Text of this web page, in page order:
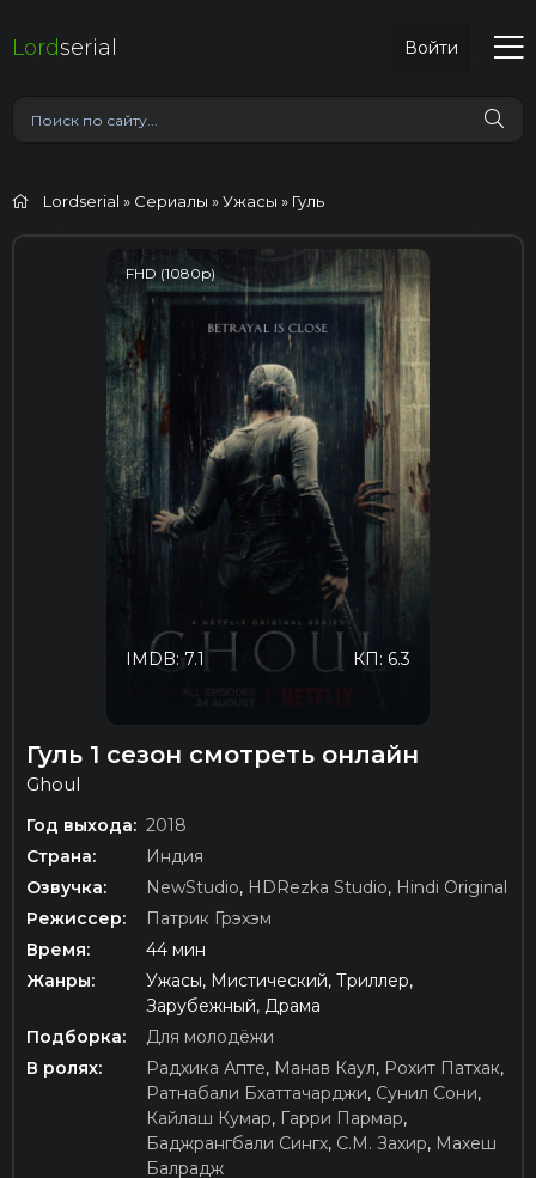
Lordserial Войти
Lordserial » Сериалы »Ужасы » Гуль
FHD (1080p)
КП: 6.3
IMDB: 7.1
Гуль 1 сезон смотреть онлайн
Ghoul
Год выхода: 2018
Страна:
Индия
Озвучка:
NewStudio, HDRezka Studio, Hindi Original
Режиссер:
Патрик Грэхэм
Время:
44 мин
Жанры:
Ужасы, Мистический, Триллер,
Зарубежный, Драма
Подборка:
Для молодёжи
В ролях:
Радхика Апте, Манав Каул, Рохит Патхак,
Ратнабали Бхаттачарджи, Сунил Сони,
Кайлаш Кумар, Гарри Пармар,
Баджрангбали Сингх, С.М. Захир, Махеш
Балрадж